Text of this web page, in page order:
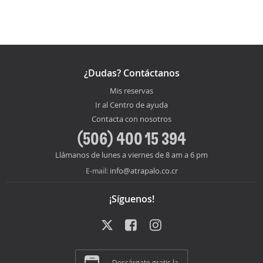
¿Dudas? Contáctanos
Mis reservas
Ir al Centro de ayuda
Contacta con nosotros
(506) 400 15 394
Llámanos de lunes a viernes de 8 am a 6 pm
E-mail: info@atrapalo.co.cr
¡Síguenos!